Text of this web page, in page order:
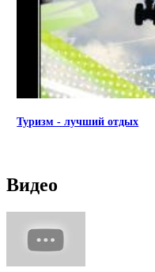
Туризм - лучший отдых
Видео